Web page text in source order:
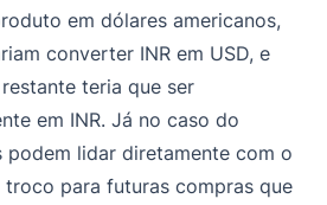
em dólares americanos,
converter INR em USD, e
teria que ser
em INR. Já no caso do
podem lidar diretamente com o
para futuras compras que